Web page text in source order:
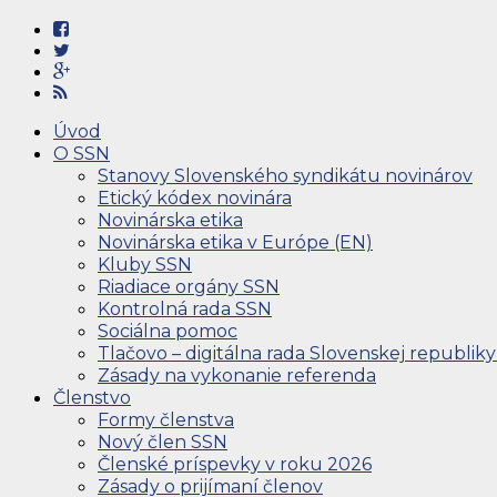
Úvod
O SSN
Stanovy Slovenského syndikátu novinárov
Etický kódex novinára
Novinárska etika
Novinárska etika v Európe (EN)
Kluby SSN
Riadiace orgány SSN
Kontrolná rada SSN
Sociálna pomoc
Tlačovo – digitálna rada Slovenskej republiky
Zásady na vykonanie referenda
Členstvo
Formy členstva
Nový člen SSN
Členské príspevky v roku 2026
Zásady o prijímaní členov